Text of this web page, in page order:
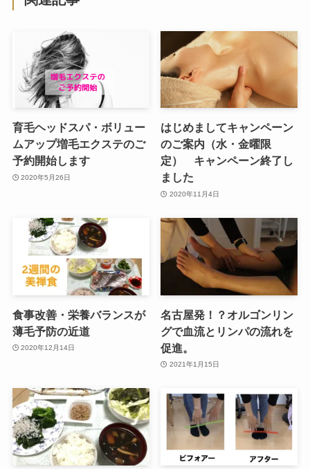
育毛ヘッドスパ・ボリュー
ムアップ増毛エクステのご
予約開始します
2020年5月26日
はじめましてキャンペーン
のご案内（水・金曜限
定） キャンペーン終了し
ました
2020年11月4日
食事改善・栄養バランスが
薄毛予防の近道
2020年12月14日
名古屋発！？オルゴンリン
グで血流とリンパの流れを
促進。
2021年1月15日